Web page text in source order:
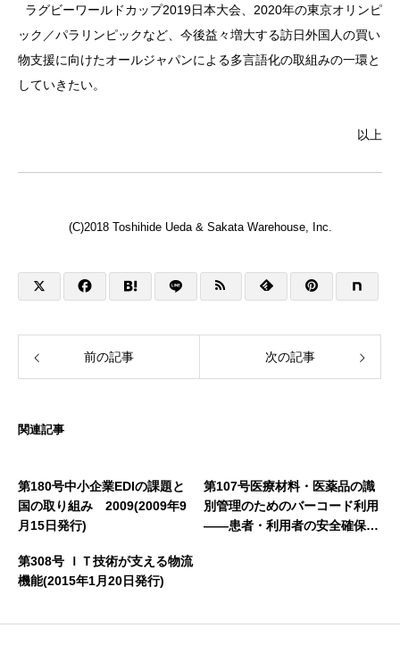
ラグビーワールドカップ2019日本大会、2020年の東京オリンピ
ック／パラリンピックなど、今後益々増大する訪日外国人の買い
物支援に向けたオールジャパンによる多言語化の取組みの一環と
していきたい。
以上
(C)2018 Toshihide Ueda & Sakata Warehouse, Inc.
前の記事 次の記事
関連記事
第180号中小企業EDIの課題と
国の取り組み 2009(2009年9
月15日発行)
第107号医療材料・医薬品の識
別管理のためのバーコード利用
――患者・利用者の安全確保の
第308号 ＩＴ技術が支える物流
機能(2015年1月20日発行)